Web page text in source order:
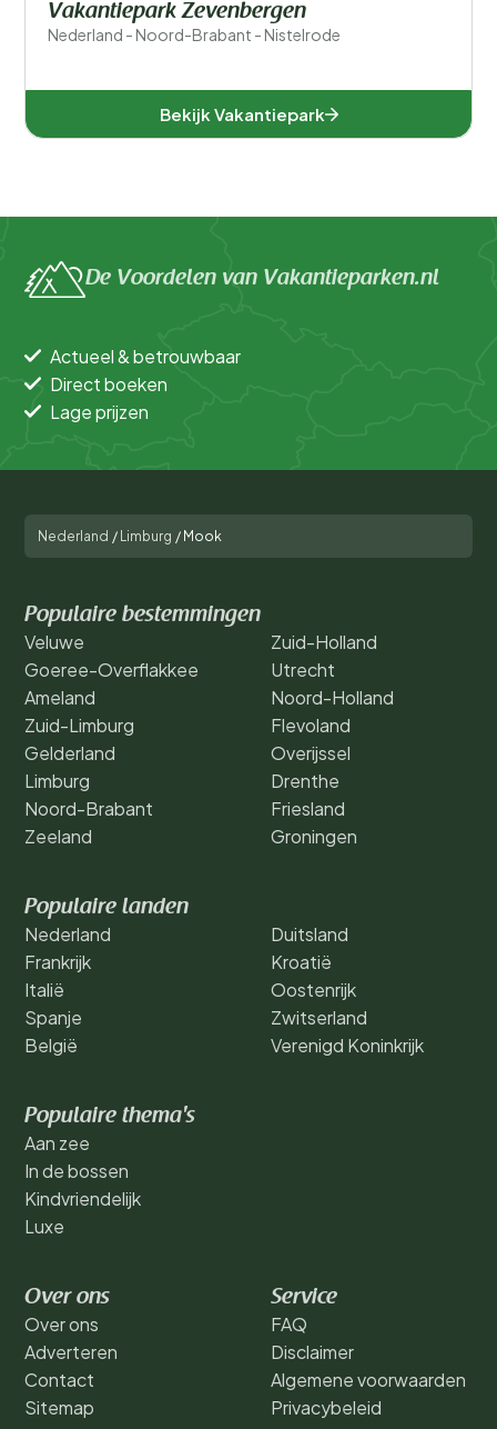
Vakantiepark Zevenbergen
Nederland - Noord-Brabant - Nistelrode
Bekijk Vakantiepark
De Voordelen van Vakantieparken.nl
Actueel & betrouwbaar
Direct boeken
Lage prijzen
Nederland / Limburg / Mook
Populaire bestemmingen
Veluwe
Goeree-Overflakkee
Ameland
Zuid-Limburg
Gelderland
Limburg
Noord-Brabant
Zeeland
Zuid-Holland
Utrecht
Noord-Holland
Flevoland
Overijssel
Drenthe
Friesland
Groningen
Populaire landen
Nederland
Frankrijk
Italië
Spanje
België
Duitsland
Kroatië
Oostenrijk
Zwitserland
Verenigd Koninkrijk
Populaire thema's
Aan zee
In de bossen
Kindvriendelijk
Luxe
Over ons
Over ons
Adverteren
Contact
Sitemap
Service
FAQ
Disclaimer
Algemene voorwaarden
Privacybeleid